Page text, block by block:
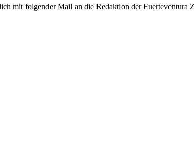
mit folgender Mail an die Redaktion der Fuerteventura